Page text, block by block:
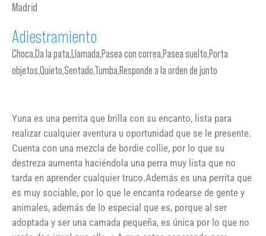
Madrid
Adiestramiento
Choca,Da la pata,Llamada,Pasea con correa,Pasea suelto,Porta
objetos,Quieto,Sentado,Tumba,Responde a la orden de junto
Yuna es una perrita que brilla con su encanto, lista para
realizar cualquier aventura u oportunidad que se le presente.
Cuenta con una mezcla de bordie collie, por lo que su
destreza aumenta haciéndola una perra muy lista que no
tarda en aprender cualquier truco.Además es una perrita que
es muy sociable, por lo que le encanta rodearse de gente y
animales, además de lo especial que es, porque al ser
adoptada y ser una camada pequeña, es única por lo que no